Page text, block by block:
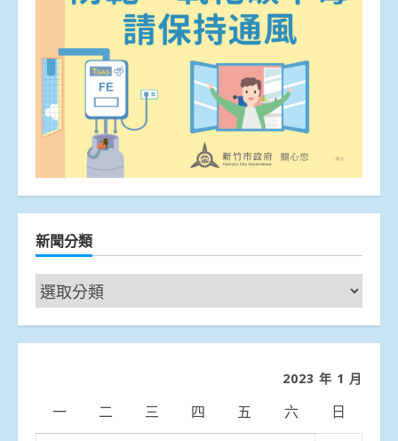
新聞分類
新
聞
分
2023 年 1 月
一 二 三 四 五 六 日